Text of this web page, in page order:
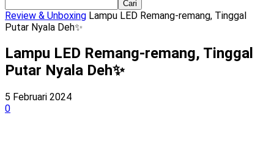
Review & Unboxing Lampu LED Remang-remang, Tinggal
Putar Nyala Deh✨
Lampu LED Remang-remang, Tinggal
Putar Nyala Deh✨
5 Februari 2024
0